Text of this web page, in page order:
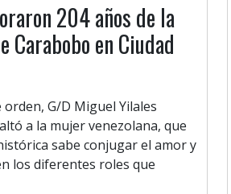
204 años de la
Carabobo en Ciudad
orden, G/D Miguel Yilales
a la mujer venezolana, que
sabe conjugar el amor y
los diferentes roles que